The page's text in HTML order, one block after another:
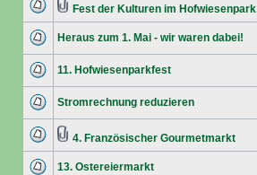
Fest der Kulturen im Hofwiesenpark
Heraus zum 1. Mai - wir waren dabei!
11. Hofwiesenparkfest
Stromrechnung reduzieren
4. Französischer Gourmetmarkt
13. Ostereiermarkt